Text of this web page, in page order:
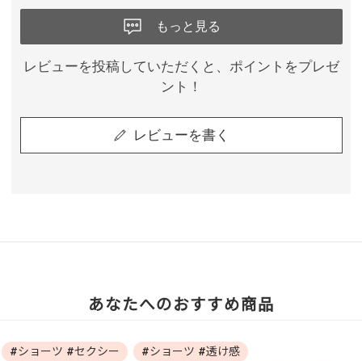
もっと見る
レビューを投稿していただくと、ポイントをプレゼ
ント！
レビューを書く
あなたへのおすすめ商品
#ショーツ #セクシー
#ショーツ #透け感